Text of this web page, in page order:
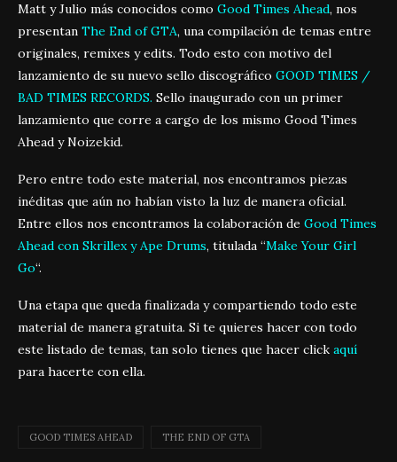
Matt y Julio más conocidos como Good Times Ahead, nos
presentan The End of GTA, una compilación de temas entre
originales, remixes y edits. Todo esto con motivo del
lanzamiento de su nuevo sello discográfico GOOD TIMES /
BAD TIMES RECORDS. Sello inaugurado con un primer
lanzamiento que corre a cargo de los mismo Good Times
Ahead y Noizekid.
Pero entre todo este material, nos encontramos piezas
inéditas que aún no habían visto la luz de manera oficial.
Entre ellos nos encontramos la colaboración de Good Times
Ahead con Skrillex y Ape Drums, titulada “Make Your Girl
Go“.
Una etapa que queda finalizada y compartiendo todo este
material de manera gratuita. Si te quieres hacer con todo
este listado de temas, tan solo tienes que hacer click aquí
para hacerte con ella.
GOOD TIMES AHEAD THE END OF GTA